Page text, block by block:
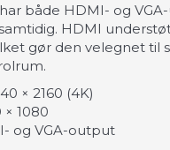
både HDMI- og
HDMI
gør den velegnet til
× 2160 (4K)
× 1080
og VGA-output